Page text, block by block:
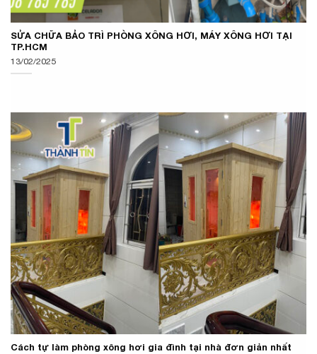
SỬA CHỮA BẢO TRÌ PHÒNG XÔNG HƠI, MÁY XÔNG HƠI TẠI
TP.HCM
13/02/2025
Cách tự làm phòng xông hơi gia đình tại nhà đơn giản nhất